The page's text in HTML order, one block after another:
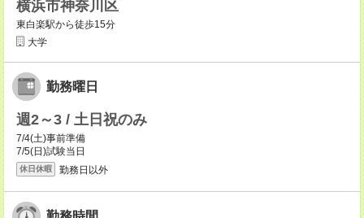
横浜市神奈川区
東白楽駅から徒歩15分
大学
勤務曜日
週2～3 / 土日祝のみ
7/4(土)事前準備
7/5(日)試験当日
休日休暇 勤務日以外